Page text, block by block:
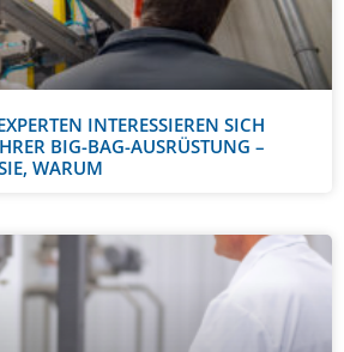
INTERESSIEREN SICH
BIG-BAG-AUSRÜSTUNG –
WARUM